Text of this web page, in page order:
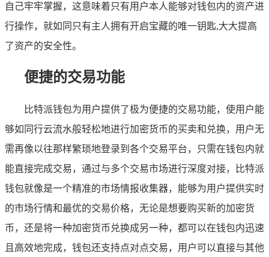
自己牢牢掌握，这意味着只有用户本人能够对钱包内的资产进
行操作，就如同只有主人拥有开启宝藏的唯一钥匙,大大提高
了资产的安全性。
便捷的交易功能
比特派钱包为用户提供了极为便捷的交易功能，使用户能
够如同行云流水般轻松地进行加密货币的买卖和兑换，用户无
需再像以往那样繁琐地登录到各个交易平台，只需在钱包内就
能直接完成交易，通过与多个交易市场进行深度对接，比特派
钱包就像是一个精准的市场情报收集器，能够为用户提供实时
的市场行情和最优的交易价格，无论是想要购买新的加密货
币，还是将一种加密货币兑换成另一种，都可以在钱包内迅速
且高效地完成，钱包还支持点对点交易，用户可以直接与其他